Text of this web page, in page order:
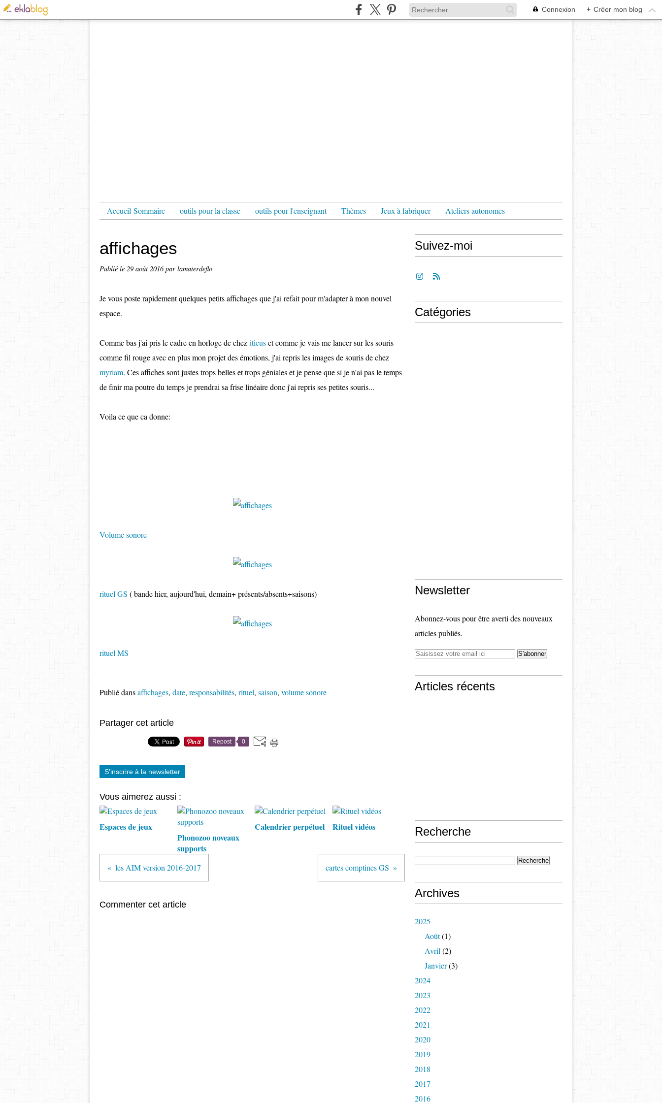
Connexion + Créer mon blog
Accueil-Sommaire outils pour la classe outils pour l'enseignant Thèmes Jeux à fabriquer Ateliers autonomes
affichages
Publié le 29 août 2016par lamaterdeflo
Je vous poste rapidement quelques petits affichages que j'ai refait pour m'adapter à mon nouvel
espace.
Comme bas j'ai pris le cadre en horloge de chez iticuset comme je vais me lancer sur les souris
comme fil rouge avec en plus mon projet des émotions, j'ai repris les images de souris de chez
myriam. Ces affiches sont justes trops belles et trops géniales et je pense que si je n'ai pas le temps
de finir ma poutre du temps je prendrai sa frise linéaire donc j'ai repris ses petites souris...
Voila ce que ca donne:
Volume sonore
rituel GS ( bande hier, aujourd'hui, demain+ présents/absents+saisons)
rituel MS
Publié dansaffichages, date, responsabilités, rituel, saison, volume sonore
Partager cet article
Repost 0
S'inscrire à la newsletter
Vous aimerez aussi :
Espaces de jeux
Phonozoo noveaux
supports
Calendrier perpétuel Rituel vidéos
les AIM version 2016-2017 cartes comptines GS
Commenter cet article
Suivez-moi
Catégories
Newsletter
Abonnez-vous pour être averti des nouveaux
articles publiés.
Articles récents
Recherche
Archives
2025
Août(1)
Avril (2)
Janvier(3)
2024
2023
2022
2021
2020
2019
2018
2017
2016